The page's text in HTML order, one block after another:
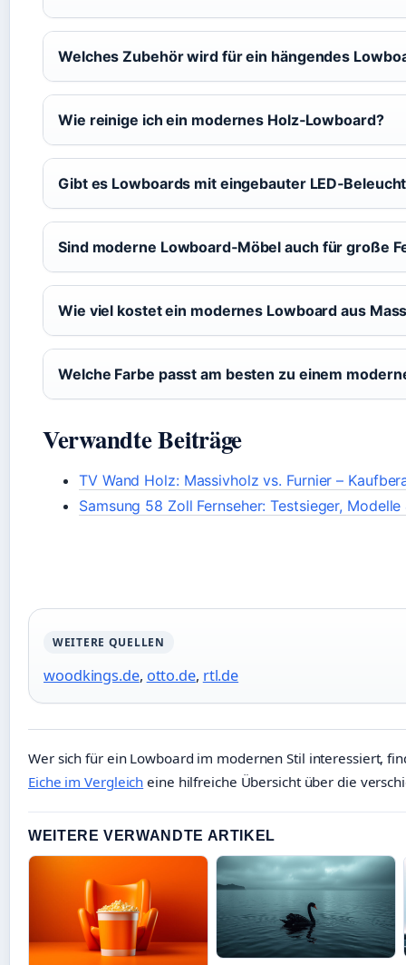
Welches Zubehör wird für ein hängendes
Wie reinige ich ein modernes Holz‑Lowboard?
Gibt es Lowboards mit eingebauter
Sind moderne Lowboard‑Möbel auch für große
Wie viel kostet ein modernes Lowboard aus
Welche Farbe passt am besten zu einem
Verwandte Beiträge
TV Wand Holz: Massivholz vs. Furnier –
Samsung 58 Zoll Fernseher: Testsieger,
WEITERE QUELLEN
woodkings.de, otto.de, rtl.de
Wer sich für ein Lowboard im modernen Stil interessiert,
Eiche im Vergleich eine hilfreiche Übersicht über die
WEITERE VERWANDTE ARTIKEL